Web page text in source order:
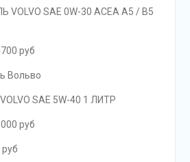
SAE 0W-30 ACEA A5 / B5
руб
SAE 5W-40 1 ЛИТР
руб